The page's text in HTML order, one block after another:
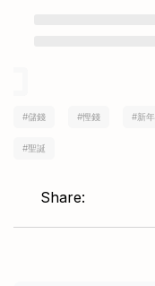
#儲錢 #慳錢 #新年
#聖誕
Share: